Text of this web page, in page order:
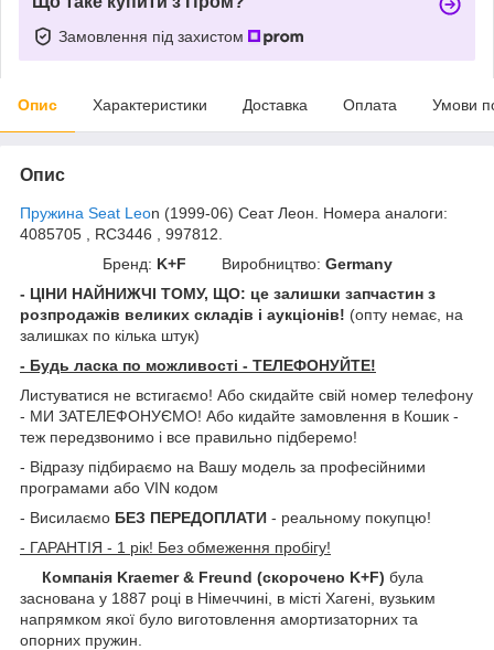
Замовлення під захистом
Опис Характеристики Доставка Оплата Умови
Опис
Пружина Seat Leon (1999-06) Сеат Леон. Номера аналоги:
4085705 , RC3446 , 997812.
Бренд: K+F Виробництво: Germany
- ЦІНИ НАЙНИЖЧІ ТОМУ, ЩО: це залишки запчастин з
розпродажів великих складів і аукціонів! (опту немає, на
залишках по кілька штук)
- Будь ласка по можливості - ТЕЛЕФОНУЙТЕ!
Листуватися не встигаємо! Або скидайте свій номер телефону
- МИ ЗАТЕЛЕФОНУЄМО! Або кидайте замовлення в Кошик -
теж передзвонимо і все правильно підберемо!
- Відразу підбираємо на Вашу модель за професійними
програмами або VIN кодом
- Висилаємо БЕЗ ПЕРЕДОПЛАТИ - реальному покупцю!
- ГАРАНТІЯ - 1 рік! Без обмеження пробігу!
Компанія Kraemer & Freund (скорочено K+F) була
заснована у 1887 році в Німеччині, в місті Хагені, вузьким
напрямком якої було виготовлення амортизаторних та
опорних пружин.